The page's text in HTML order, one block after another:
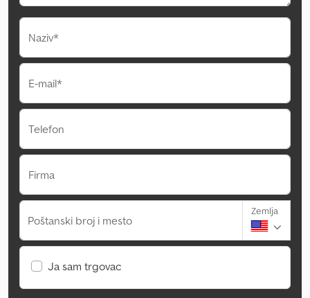
Naziv*
E-mail*
Telefon
Firma
Poštanski broj i mesto
Zemlja
Ja sam trgovac